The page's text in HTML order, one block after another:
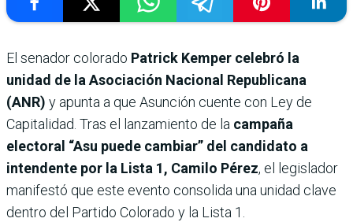
El senador colorado Patrick Kemper celebró la
unidad de la Asociación Nacional Republicana
(ANR) y apunta a que Asunción cuente con Ley de
Capitalidad. Tras el lanzamiento de la campaña
electoral “Asu puede cambiar” del candidato a
intendente por la Lista 1, Camilo Pérez, el legislador
manifestó que este evento consolida una unidad clave
dentro del Partido Colorado y la Lista 1.